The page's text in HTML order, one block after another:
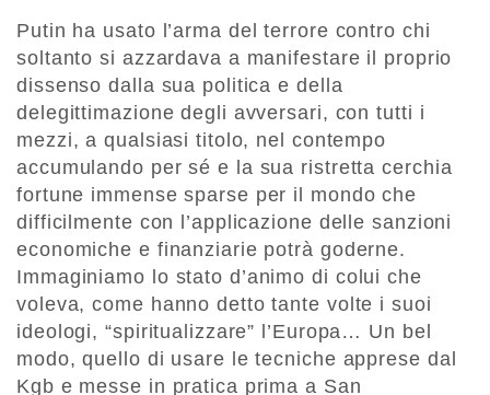
Putin ha usato l’arma del terrore contro chi
soltanto si azzardava a manifestare il proprio
dissenso dalla sua politica e della
delegittimazione degli avversari, con tutti i
mezzi, a qualsiasi titolo, nel contempo
accumulando per sé e la sua ristretta cerchia
fortune immense sparse per il mondo che
difficilmente con l’applicazione delle sanzioni
economiche e finanziarie potrà goderne.
Immaginiamo lo stato d’animo di colui che
voleva, come hanno detto tante volte i suoi
ideologi, “spiritualizzare” l’Europa… Un bel
modo, quello di usare le tecniche apprese dal
Kgb e messe in pratica prima a San